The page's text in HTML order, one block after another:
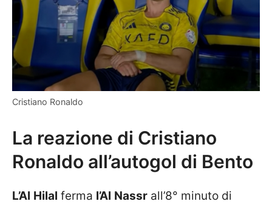
Cristiano Ronaldo
La reazione di Cristiano
Ronaldo all’autogol di Bento
L’Al Hilal ferma l’Al Nassr all’8° minuto di